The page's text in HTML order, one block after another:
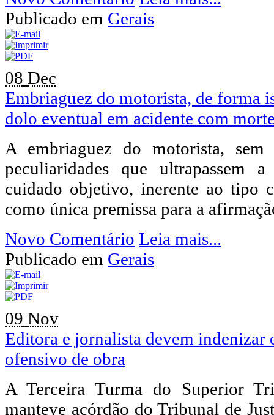
Publicado em Gerais
08 Dec
Embriaguez do motorista, de forma
dolo eventual em acidente com
A embriaguez do motorista,
peculiaridades que ultrapassem
cuidado objetivo, inerente ao tipo
como única premissa para a
Novo Comentário Leia mais...
Publicado em Gerais
09 Nov
Editora e jornalista devem indenizar
ofensivo de obra
A Terceira Turma do Superior
manteve acórdão do Tribunal de